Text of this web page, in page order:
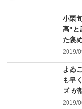
小栗
高"と
た褒
2019/
よゐ
も早
ズ が
2019/